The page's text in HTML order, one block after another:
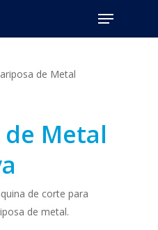
Menu
de Metal
Metal
de corte para
de metal.